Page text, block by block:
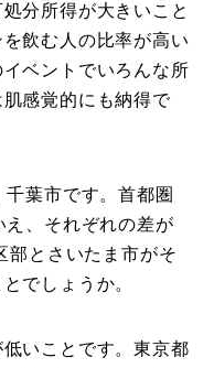
分所得が大きいこと
飲む人の比率が高い
ベントでいろんな所
感覚的にも納得で
葉市です。首都圏
、それぞれの差が
部とさいたま市がそ
でしょうか。
いことです。東京都